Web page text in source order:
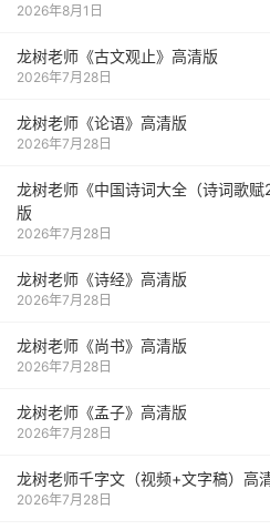
2026年8月1日
龙树老师《古文观止》高清版
2026年7月28日
龙树老师《论语》高清版
2026年7月28日
龙树老师《中国诗词大全（诗词歌
版
2026年7月28日
龙树老师《诗经》高清版
2026年7月28日
龙树老师《尚书》高清版
2026年7月28日
龙树老师《孟子》高清版
2026年7月28日
龙树老师千字文（视频+文字稿）高
2026年7月28日